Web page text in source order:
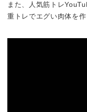
また、人気筋トレ
重トレでエグい肉体を作